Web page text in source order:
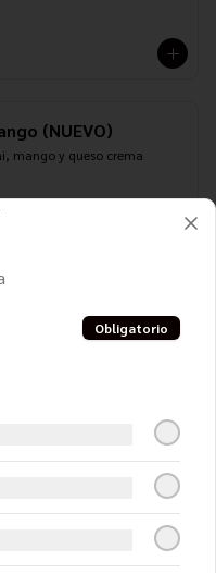
(NUEVO)
mango y queso crema
Obligatorio